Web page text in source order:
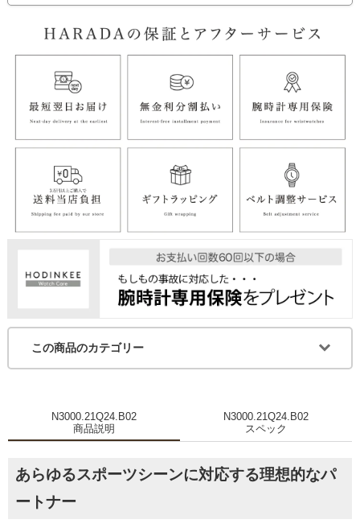
この商品のカテゴリー
N3000.21Q24.B02
商品説明
N3000.21Q24.B02
スペック
あらゆるスポーツシーンに対応する理想的なパ
ートナー